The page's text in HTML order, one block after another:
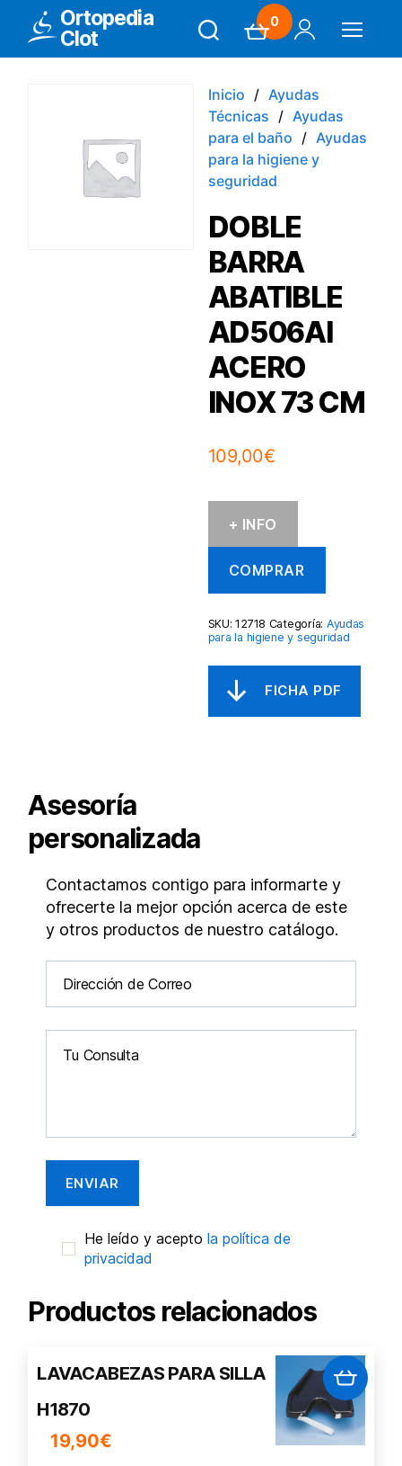
Ortopedia
Clot
0
Inicio
Ayudas
Técnicas
Ayudas
para el baño
Ayudas
para la higiene y
seguridad
DOBLE
BARRA
ABATIBLE
AD506AI
ACERO
INOX 73 CM
109,00€
+ INFO
COMPRAR
SKU:12718 Categoría: Ayudas
para la higiene y seguridad
Asesoría
personalizada
Contactamos contigo para informarte y
ofrecerte la mejor opción acerca de este
y otros productos de nuestro catálogo.
He leído y aceptola política de
privacidad
Productos relacionados
LAVACABEZAS PARA SILLA
H1870
19,90€